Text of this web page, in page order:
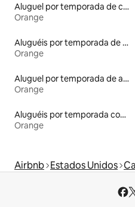
Aluguel por temporada de casas de hóspedes
Orange
Aluguéis por temporada de acomodações de luxo
Orange
Aluguel por temporada de apart-hotéis
Orange
Aluguéis por temporada com sauna
Orange
Airbnb Estados Unidos